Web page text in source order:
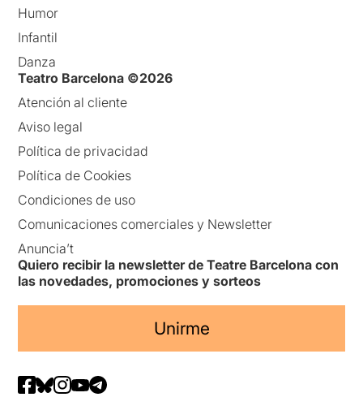
Humor
Infantil
Danza
Teatro Barcelona ©2026
Atención al cliente
Aviso legal
Política de privacidad
Política de Cookies
Condiciones de uso
Comunicaciones comerciales y Newsletter
Anuncia’t
Quiero recibir la newsletter de Teatre Barcelona con
las novedades, promociones y sorteos
Unirme